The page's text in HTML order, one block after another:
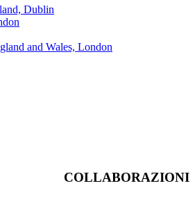
Dublin
and Wales, London
COLLABORAZIONI